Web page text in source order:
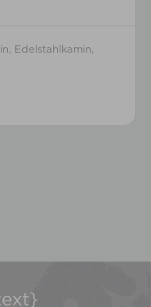
Edelstahlkamin,